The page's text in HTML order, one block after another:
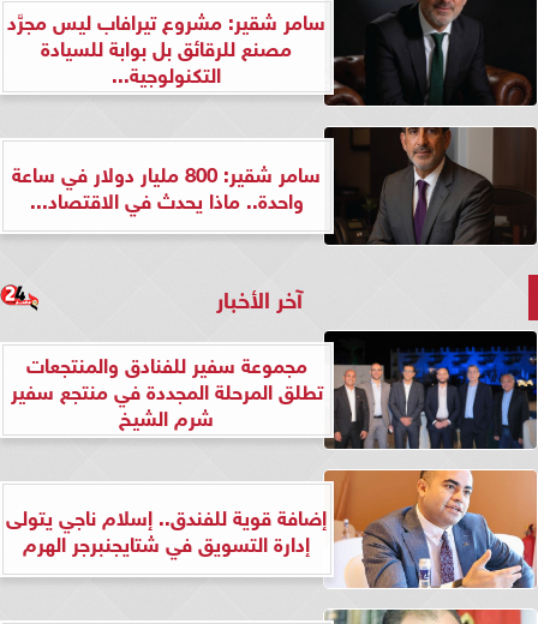
سامر شقير: مشروع تيرافاب ليس مجرَّد
مصنع للرقائق بل بوابة للسيادة
التكنولوجية...
سامر شقير: 800 مليار دولار في ساعة
واحدة.. ماذا يحدث في الاقتصاد...
آخر الأخبار
مجموعة سفير للفنادق والمنتجعات
تطلق المرحلة المجددة في منتجع سفير
شرم الشيخ
إضافة قوية للفندق.. إسلام ناجي يتولى
إدارة التسويق في شتايجنبرجر الهرم